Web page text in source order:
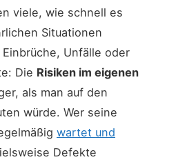
viele, wie schnell es
Situationen
Unfälle oder
Die Risiken im eigenen
als man auf den
würde. Wer seine
wartet und
Defekte